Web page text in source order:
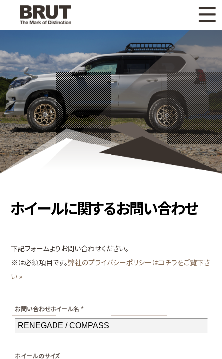
WHAT'S NEW ニュース
WHEEL LINEUP ホイールラインナップ
OTHER PRODUCT 関連製品
GALLERY ギャラリー
CATALOG カタログ請求
PRIVACY POLICY 個人情報保護方針
ホイールに関するお問い合わせ
下記フォームよりお問い合わせください。
※は必須項目です。弊社のプライバシーポリシーはコチラをご覧下さ
い »
お問い合わせホイール名 *
ホイールのサイズ